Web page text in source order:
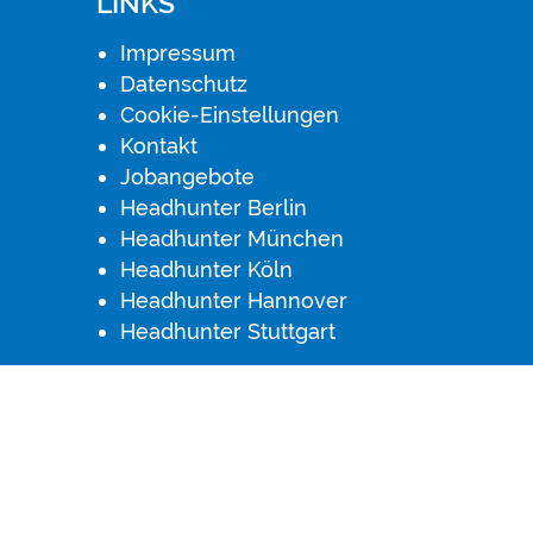
Impressum
Datenschutz
Cookie-Einstellungen
Kontakt
Jobangebote
Headhunter Berlin
Headhunter München
Headhunter Köln
Headhunter Hannover
Headhunter Stuttgart